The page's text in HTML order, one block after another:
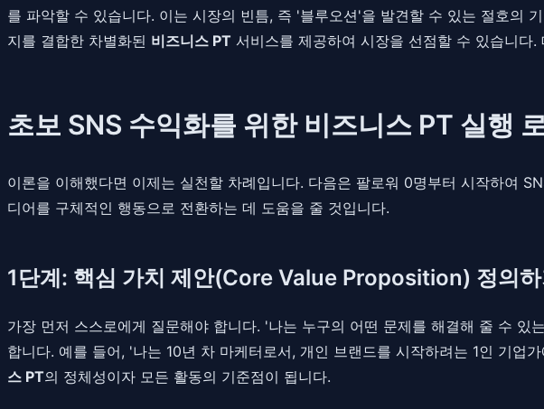
를 파악할 수 있습니다. 이는 시장의 빈틈, 즉 '블루오션'을 발견할 수 있는 절호의
지를 결합한 차별화된 비즈니스 PT 서비스를 제공하여 시장을 선점할 수 있습니다
초보 SNS 수익화를 위한 비즈니스 PT 실행
이론을 이해했다면 이제는 실천할 차례입니다. 다음은 팔로워 0명부터 시작하여
디어를 구체적인 행동으로 전환하는 데 도움을 줄 것입니다.
1단계: 핵심 가치 제안(Core Value Proposition) 정의하
가장 먼저 스스로에게 질문해야 합니다. '나는 누구의 어떤 문제를 해결해 줄 수
합니다. 예를 들어, '나는 10년 차 마케터로서, 개인 브랜드를 시작하려는 1인 기업
스 PT의 정체성이자 모든 활동의 기준점이 됩니다.